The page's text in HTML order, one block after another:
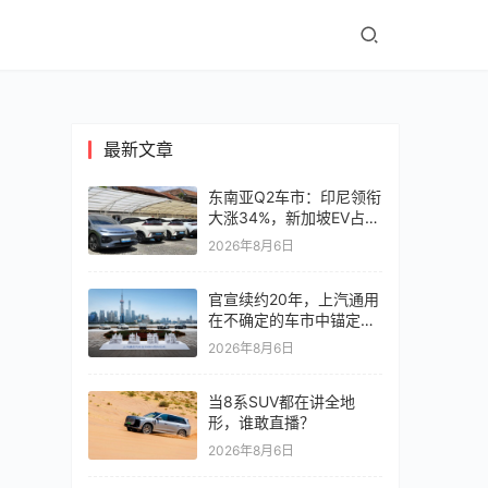
最新文章
东南亚Q2车市：印尼领衔
大涨34%，新加坡EV占比
超6成
2026年8月6日
官宣续约20年，上汽通用
在不确定的车市中锚定确
定未来
2026年8月6日
当8系SUV都在讲全地
形，谁敢直播？
2026年8月6日